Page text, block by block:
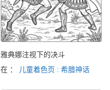
雅典娜注视下的决斗
在 ：
儿童着色页 : 希腊神话